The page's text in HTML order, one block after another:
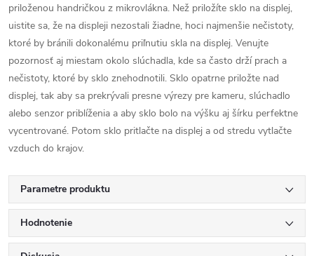
priloženou handričkou z mikrovlákna. Než priložíte sklo na displej,
uistite sa, že na displeji nezostali žiadne, hoci najmenšie nečistoty,
ktoré by bránili dokonalému priľnutiu skla na displej. Venujte
pozornosť aj miestam okolo slúchadla, kde sa často drží prach a
nečistoty, ktoré by sklo znehodnotili. Sklo opatrne priložte nad
displej, tak aby sa prekrývali presne výrezy pre kameru, slúchadlo
alebo senzor priblíženia a aby sklo bolo na výšku aj šírku perfektne
vycentrované. Potom sklo pritlačte na displej a od stredu vytlačte
vzduch do krajov.
Parametre produktu
Hodnotenie